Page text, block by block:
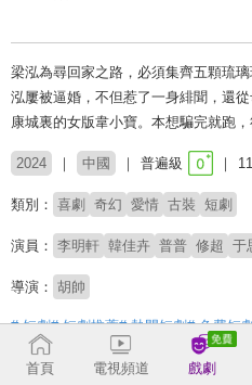
梁泓為尋回家之路，必須集齊五顆琉
泓屢被逼婚，不但惹了一身緋聞，還
康城裏的女版韋小寶。本想騙完就跑，
2024 中國 普遍級
類別： 喜劇 奇幻 愛情 古裝 短劇
演員： 李明軒 韓佳卉 普普 修超 于
導演： 胡帥
# 短劇# 短劇推薦# 熱門短劇# 免費短
首頁 電視頻道 戲劇